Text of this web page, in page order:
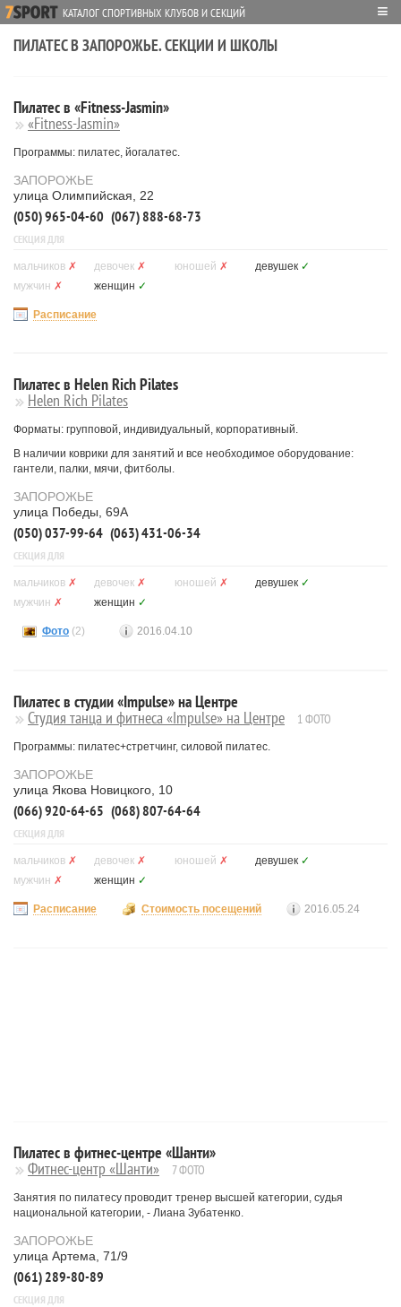
КАТАЛОГ СПОРТИВНЫХ КЛУБОВ И СЕКЦИЙ ≡
ПИЛАТЕС В ЗАПОРОЖЬЕ. СЕКЦИИ И ШКОЛЫ
Пилатес в «Fitness-Jasmin»
«Fitness-Jasmin»
Программы: пилатес, йогалатес.
ЗАПОРОЖЬЕ
улица Олимпийская, 22
(050) 965-04-60 (067) 888-68-73
СЕКЦИЯ ДЛЯ
мальчиков ✗ девочек ✗ юношей ✗ девушек ✓
мужчин ✗ женщин ✓
Расписание
Пилатес в Helen Rich Pilates
Helen Rich Pilates
Форматы: групповой, индивидуальный, корпоративный.
В наличии коврики для занятий и все необходимое оборудование:
гантели, палки, мячи, фитболы.
ЗАПОРОЖЬЕ
улица Победы, 69А
(050) 037-99-64 (063) 431-06-34
СЕКЦИЯ ДЛЯ
мальчиков ✗ девочек ✗ юношей ✗ девушек ✓
мужчин ✗ женщин ✓
Фото (2) 2016.04.10
Пилатес в студии «Impulse» на Центре
Студия танца и фитнеса «Impulse» на Центре 1 ФОТО
Программы: пилатес+стретчинг, силовой пилатес.
ЗАПОРОЖЬЕ
улица Якова Новицкого, 10
(066) 920-64-65 (068) 807-64-64
СЕКЦИЯ ДЛЯ
мальчиков ✗ девочек ✗ юношей ✗ девушек ✓
мужчин ✗ женщин ✓
Расписание Стоимость посещений 2016.05.24
Пилатес в фитнес-центре «Шанти»
Фитнес-центр «Шанти» 7 ФОТО
Занятия по пилатесу проводит тренер высшей категории, судья
национальной категории, - Лиана Зубатенко.
ЗАПОРОЖЬЕ
улица Артема, 71/9
(061) 289-80-89
СЕКЦИЯ ДЛЯ